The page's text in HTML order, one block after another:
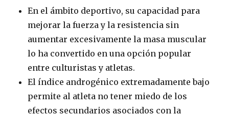
En el ámbito deportivo, su capacidad para
mejorar la fuerza y la resistencia sin
aumentar excesivamente la masa muscular
lo ha convertido en una opción popular
entre culturistas y atletas.
El índice androgénico extremadamente bajo
permite al atleta no tener miedo de los
efectos secundarios asociados con la